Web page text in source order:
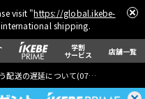
visit "https://global.ikebe-
shipping.
学割
サービス 店舗一覧
配送の遅延について(07月29日